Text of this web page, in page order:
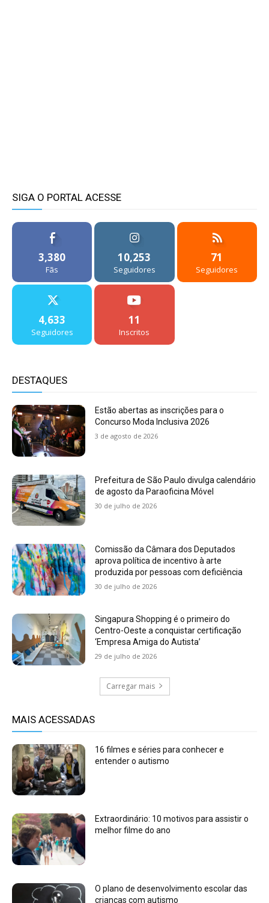
SIGA O PORTAL ACESSE
3,380
Fãs
10,253
Seguidores
71
Seguidores
4,633
Seguidores
11
Inscritos
DESTAQUES
Estão abertas as inscrições para o
Concurso Moda Inclusiva 2026
3 de agosto de 2026
Prefeitura de São Paulo divulga calendário
de agosto da Paraoficina Móvel
30 de julho de 2026
Comissão da Câmara dos Deputados
aprova política de incentivo à arte
produzida por pessoas com deficiência
30 de julho de 2026
Singapura Shopping é o primeiro do
Centro-Oeste a conquistar certificação
‘Empresa Amiga do Autista’
29 de julho de 2026
Carregar mais
MAIS ACESSADAS
16 filmes e séries para conhecer e
entender o autismo
Extraordinário: 10 motivos para assistir o
melhor filme do ano
O plano de desenvolvimento escolar das
crianças com autismo